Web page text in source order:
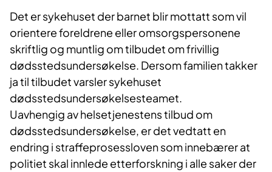
Det er sykehuset der barnet blir mottatt som vil
orientere foreldrene eller omsorgspersonene
skriftlig og muntlig om tilbudet om frivillig
dødsstedsundersøkelse. Dersom familien takker
ja til tilbudet varsler sykehuset
dødsstedsundersøkelsesteamet.
Uavhengig av helsetjenestens tilbud om
dødsstedsundersøkelse, er det vedtatt en
endring i straffeprosessloven som innebærer at
politiet skal innlede etterforskning i alle saker der